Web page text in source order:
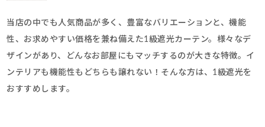
当店の中でも人気商品が多く、豊富なバリエーションと、機能
性、お求めやすい価格を兼ね備えた1級遮光カーテン。様々なデ
ザインがあり、どんなお部屋にもマッチするのが大きな特徴。イ
ンテリアも機能性もどちらも譲れない！そんな方は、1級遮光を
おすすめします。